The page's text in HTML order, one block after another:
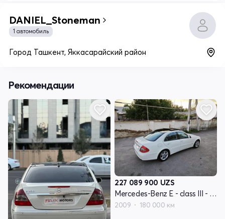
DANIEL_Stoneman
1 автомобиль
Город Ташкент, Яккасарайский район
Рекомендации
227 089 900 UZS
Mercedes-Benz E - class III - поколение W211 рестайлинг
2009 180 000 км